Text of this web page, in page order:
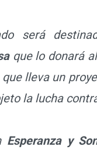
que lo donará
que lleva un
la lucha
Esperanza y